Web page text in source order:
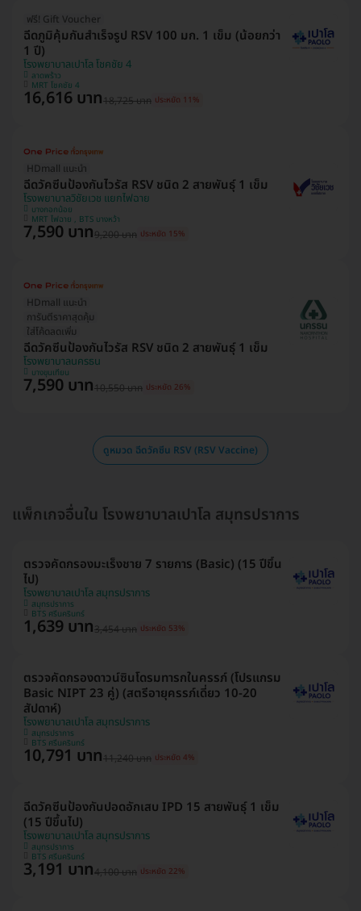
ฟรี! Gift Voucher
ฉีดภูมิคุ้มกันสำเร็จรูป RSV 100 มก. 1 เข็ม (น้อยกว่า
1 ปี)
โรงพยาบาลเปาโล โชคชัย 4
ลาดพร้าว
MRT โชคชัย 4
16,616 บาท18,725 บาท ประหยัด 11%
HDmall แนะนำ
ฉีดวัคซีนป้องกันไวรัส RSV ชนิด 2 สายพันธ์ุ 1 เข็ม
โรงพยาบาลวิชัยเวช แยกไฟฉาย
บางกอกน้อย
MRT ไฟฉาย , BTS บางหว้า
7,590 บาท9,200 บาท ประหยัด 15%
HDmall แนะนำ
การันตีราคาสุดคุ้ม
ใส่โค้ดลดเพิ่ม
ฉีดวัคซีนป้องกันไวรัส RSV ชนิด 2 สายพันธ์ุ 1 เข็ม
โรงพยาบาลนครธน
บางขุนเทียน
7,590 บาท10,550 บาท ประหยัด 26%
ดูหมวด ฉีดวัคซีน RSV (RSV Vaccine)
แพ็กเกจอื่นใน โรงพยาบาลเปาโล สมุทรปราการ
ตรวจคัดกรองมะเร็งชาย 7 รายการ (Basic) (15 ปีขึ้น
ไป)
โรงพยาบาลเปาโล สมุทรปราการ
สมุทรปราการ
BTS ศรีนครินทร์
1,639 บาท3,454 บาท ประหยัด 53%
ตรวจคัดกรองดาวน์ซินโดรมทารกในครรภ์ (โปรแกรม
Basic NIPT 23 คู่) (สตรีอายุครรภ์เดี่ยว 10-20
สัปดาห์)
โรงพยาบาลเปาโล สมุทรปราการ
สมุทรปราการ
BTS ศรีนครินทร์
10,791 บาท11,240 บาท ประหยัด 4%
ฉีดวัคซีนป้องกันปอดอักเสบ IPD 15 สายพันธุ์ 1 เข็ม
(15 ปีขึ้นไป)
โรงพยาบาลเปาโล สมุทรปราการ
สมุทรปราการ
BTS ศรีนครินทร์
3,191 บาท4,100 บาท ประหยัด 22%